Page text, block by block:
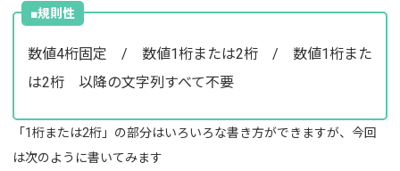
■規則性
数値4桁固定 / 数値1桁または2桁 / 数値1桁また
は2桁 以降の文字列すべて不要
「1桁または2桁」の部分はいろいろな書き方ができますが、今回
は次のように書いてみます